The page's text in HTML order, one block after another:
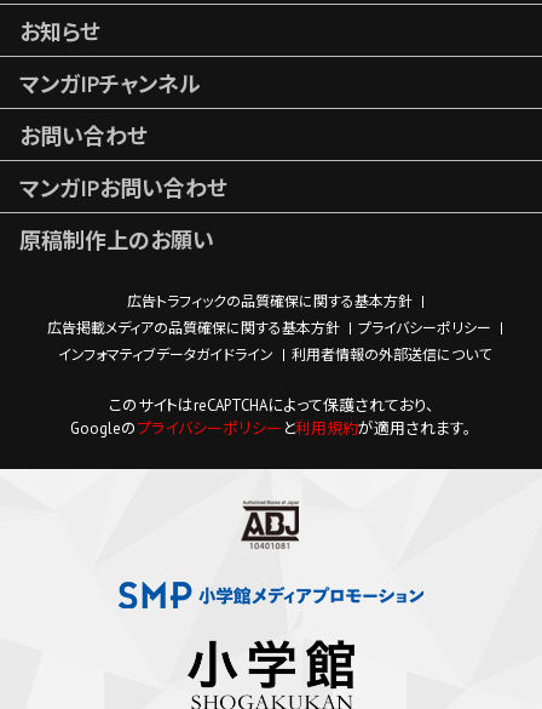
お知らせ
マンガIPチャンネル
お問い合わせ
マンガIPお問い合わせ
原稿制作上のお願い
広告トラフィックの品質確保に関する基本方針
広告掲載メディアの品質確保に関する基本方針
プライバシーポリシー
インフォマティブデータガイドライン
利用者情報の外部送信について
このサイトはreCAPTCHAによって保護されており、
Googleのプライバシーポリシー と利用規約が適用されます。